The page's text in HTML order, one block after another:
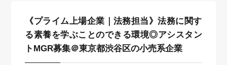
《プライム上場企業｜法務担当》法務に関す
る素養を学ぶことのできる環境◎アシスタン
トMGR募集＠東京都渋谷区の小売系企業